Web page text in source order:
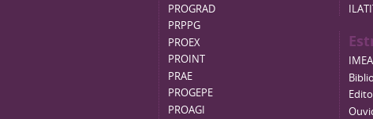
PROGRAD
PRPPG
PROEX
PROINT
PRAE
PROGEPE
PROAGI
IMEA